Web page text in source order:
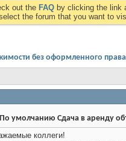
out the FAQ by clicking the link
the forum that you want to
без оформленного права
Сдача в аренду
коллеги!